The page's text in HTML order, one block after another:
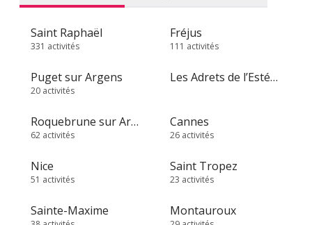
Saint Raphaël
331 activités
Fréjus
111 activités
Puget sur Argens
20 activités
Les Adrets de l’Estérel
Roquebrune sur Argens
62 activités
Cannes
26 activités
Nice
51 activités
Saint Tropez
23 activités
Sainte-Maxime Montauroux